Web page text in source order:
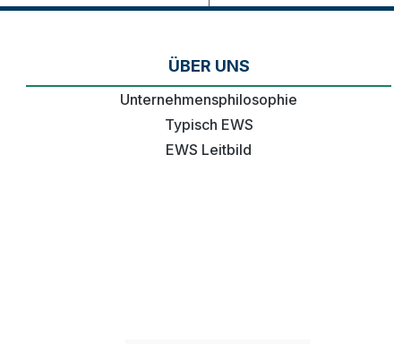
ÜBER UNS
Unternehmensphilosophie
Typisch EWS
EWS Leitbild